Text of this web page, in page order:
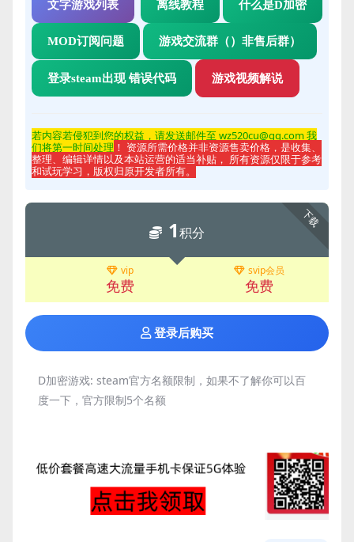
文字游戏列表 离线教程 什么是D加密
MOD订阅问题 游戏交流群（）非售后群）
登录steam出现 错误代码 游戏视频解说
若内容若侵犯到您的权益，请发送邮件至 wz520cu@qq.com 我
们将第一时间处理 ！ 资源所需价格并非资源售卖价格，是收集、
整理、编辑详情以及本站运营的适当补贴， 所有资源仅限于参考
和试玩学习，版权归原开发者所有。
下载
1积分
vip
免费
svip会员
免费
登录后购买
D加密游戏: steam官方名额限制，如果不了解你可以百
度一下，官方限制5个名额